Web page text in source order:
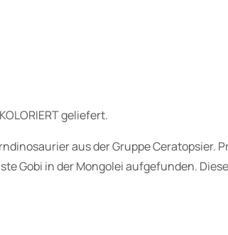
r
i
geliefert.
aus der Gruppe
Gobi in der Mongolei aufgefunden.